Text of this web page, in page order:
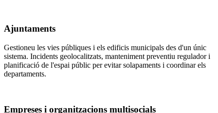
Ajuntaments
Gestioneu les vies públiques i els edificis municipals des d'un únic
sistema. Incidents geolocalitzats, manteniment preventiu regulador i
planificació de l'espai públic per evitar solapaments i coordinar els
departaments.
Empreses i organitzacions multisocials